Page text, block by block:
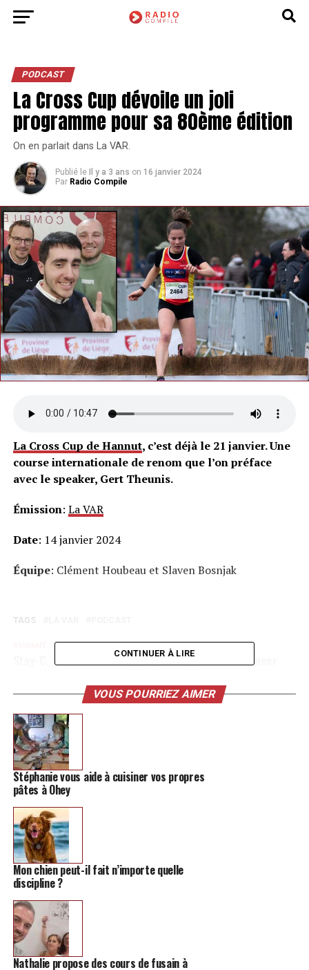
PODCAST
La Cross Cup dévoile un joli
programme pour sa 80ème édition
On en parlait dans La VAR.
Publié le Il y a 3 ans on 16 janvier 2024
Par Radio Compile
La Cross Cup de Hannut, c’est déjà le 21 janvier. Une
course internationale de renom que l’on préface
avec le speaker, Gert Theunis.
Émission: La VAR
Date: 14 janvier 2024
Équipe: Clément Houbeau et Slaven Bosnjak
TAGS
Stay-C, une artiste bilingue qui s’apprête à se lancer
Buts annulés, penalty, match de fou… mais pas de but
entre Beaufays et Hannut
CONTINUER À LIRE
VOUS POURRIEZ AIMER
Stéphanie vous aide à cuisiner vos propres
pâtes à Ohey
Mon chien peut-il fait n’importe quelle
discipline ?
Nathalie propose des cours de fusain à